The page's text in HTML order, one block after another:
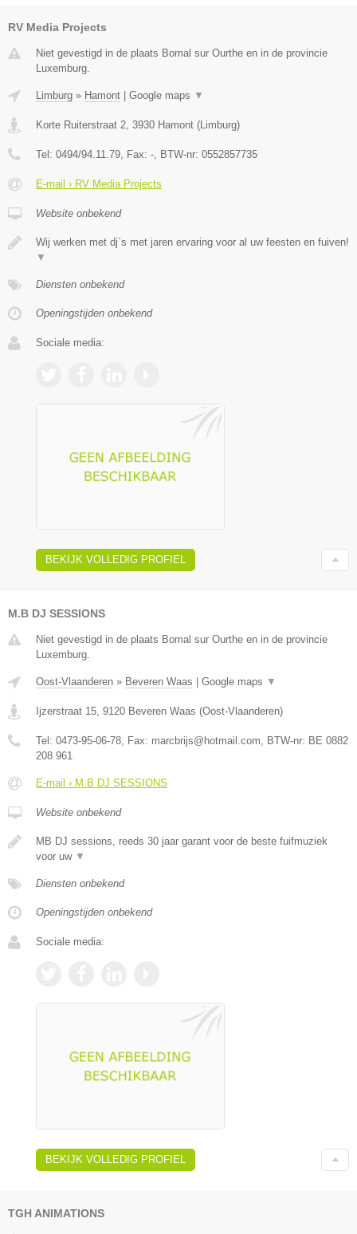
RV Media Projects
Niet gevestigd in de plaats Bomal sur Ourthe en in de provincie
Luxemburg.
Limburg » Hamont | Google maps ▼
Korte Ruiterstraat 2 3930 Hamont (Limburg)
Tel: 0494/94.11.79 , Fax: - , BTW-nr: 0552857735
E-mail › RV Media Projects
Website onbekend
Wij werken met dj`s met jaren ervaring voor al uw feesten en fuiven!
▼
Diensten onbekend
Openingstijden onbekend
Sociale media:
BEKIJK VOLLEDIG PROFIEL
M.B DJ SESSIONS
Niet gevestigd in de plaats Bomal sur Ourthe en in de provincie
Luxemburg.
Oost-Vlaanderen » Beveren Waas Google maps ▼
Ijzerstraat 15, 9120 Beveren Waas (Oost-Vlaanderen)
Tel: 0473-95-06-78, Fax: marcbrijs@hotmail.com, BTW-nr: BE 0882
208 961
E-mail › M.B DJ SESSIONS
Website onbekend
MB DJ sessions, reeds 30 jaar garant voor de beste fuifmuziek
voor uw ▼
Diensten onbekend
Openingstijden onbekend
Sociale media:
BEKIJK VOLLEDIG PROFIEL
TGH ANIMATIONS